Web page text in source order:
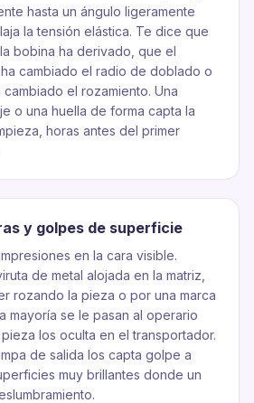
hasta un ángulo ligeramente
la tensión elástica. Te dice que
bobina ha derivado, que el
cambiado el radio de doblado o
el rozamiento. Una
o una huella de forma capta la
horas antes del primer
y golpes de superficie
en la cara visible.
de metal alojada en la matriz,
rozando la pieza o por una marca
mayoría se le pasan al operario
los oculta en el transportador.
de salida los capta golpe a
muy brillantes donde un